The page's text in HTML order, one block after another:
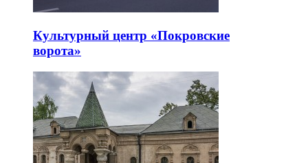
Культурный центр «Покровские
ворота»